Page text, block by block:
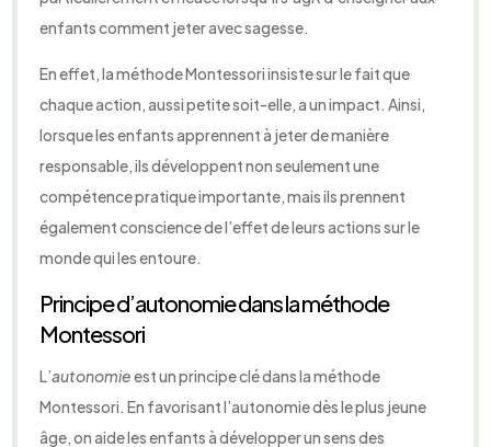
enfants comment jeter avec sagesse.
En effet, la méthode Montessori insiste sur le fait que
chaque action, aussi petite soit-elle, a un impact. Ainsi,
lorsque les enfants apprennent à jeter de manière
responsable, ils développent non seulement une
compétence pratique importante, mais ils prennent
également conscience de l’effet de leurs actions sur le
monde qui les entoure.
Principe d’autonomie dans la méthode
Montessori
L’autonomieest un principe clé dans la méthode
Montessori. En favorisant l’autonomie dès le plus jeune
âge, on aide les enfants à développer un sens des